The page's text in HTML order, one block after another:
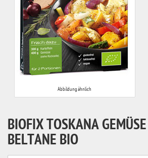
Abbildung ähnlich
BIOFIX TOSKANA
BELTANE BIO